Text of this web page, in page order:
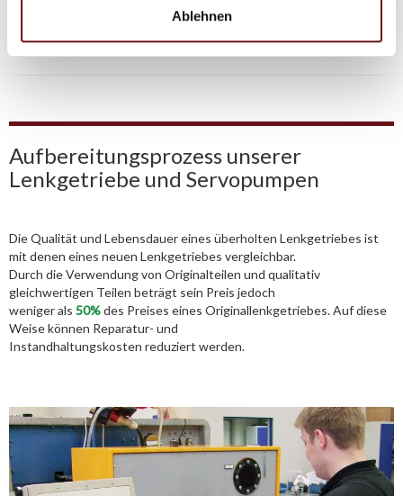
Ablehnen
02541/8483601
Aufbereitungsprozess unserer
Lenkgetriebe und Servopumpen
Die Qualität und Lebensdauer eines überholten Lenkgetriebes ist
mit denen eines neuen Lenkgetriebes vergleichbar.
Durch die Verwendung von Originalteilen und qualitativ
gleichwertigen Teilen beträgt sein Preis jedoch
weniger als 50%des Preises eines Originallenkgetriebes. Auf diese
Weise können Reparatur- und
Instandhaltungskosten reduziert werden.